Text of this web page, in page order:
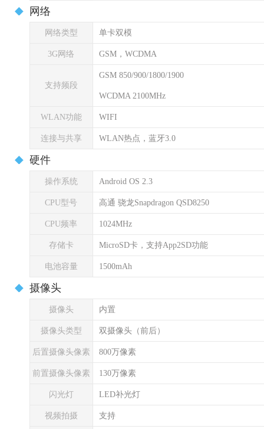
网络
网络类型 单卡双模
3G网络 GSM，WCDMA
支持频段
GSM 850/900/1800/1900
WCDMA 2100MHz
WLAN功能 WIFI
连接与共享 WLAN热点，蓝牙3.0
硬件
操作系统 Android OS 2.3
CPU型号 高通 骁龙Snapdragon QSD8250
CPU频率 1024MHz
存储卡 MicroSD卡，支持App2SD功能
电池容量 1500mAh
摄像头
摄像头 内置
摄像头类型 双摄像头（前后）
后置摄像头像素 800万像素
前置摄像头像素 130万像素
闪光灯 LED补光灯
视频拍摄 支持